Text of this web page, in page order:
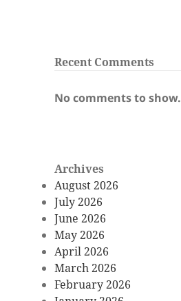
Recent Comments
No comments to show.
Archives
August 2026
July 2026
June 2026
May 2026
April 2026
March 2026
February 2026